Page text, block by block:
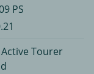
PS
Tourer